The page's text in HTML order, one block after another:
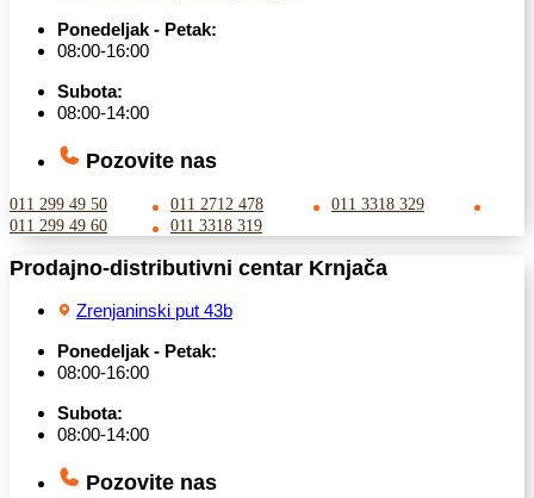
Ponedeljak - Petak:
08:00-16:00
Subota:
08:00-14:00
Pozovite nas
011 299 49 50 011 2712 478
011 3318 329
011 299 49 60
011 3318 319
Prodajno-distributivni centar Krnjača
Zrenjaninski put 43b
Ponedeljak - Petak:
08:00-16:00
Subota:
08:00-14:00
Pozovite nas